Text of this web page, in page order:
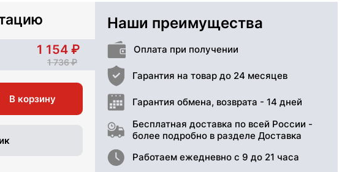
1 154
1 736
В корзину
Наши преимущества
Оплата при получении
Гарантия на товар до 24 месяцев
Гарантия обмена, возврата - 14 дней
Бесплатная доставка по всей России -
более подробно в разделе Доставка
Работаем ежедневно с 9 до 21 часа